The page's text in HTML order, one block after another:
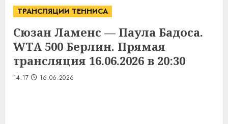
ТРАНСЛЯЦИИ ТЕННИСА
Сюзан Ламенс — Паула Бадоса.
WTA 500 Берлин. Прямая
трансляция 16.06.2026 в 20:30
14:17 16.06.2026